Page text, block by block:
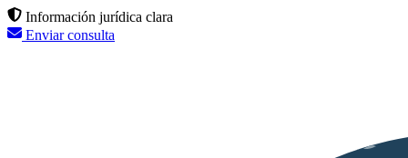
Información jurídica clara
Enviar consulta